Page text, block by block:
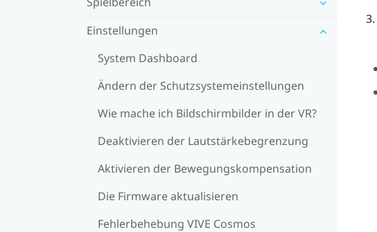
Einstellungen
System Dashboard
Ändern der Schutzsystemeinstellungen
Wie mache ich Bildschirmbilder in der VR?
Deaktivieren der Lautstärkebegrenzung
Aktivieren der Bewegungskompensation
Die Firmware aktualisieren
Fehlerbehebung VIVE Cosmos